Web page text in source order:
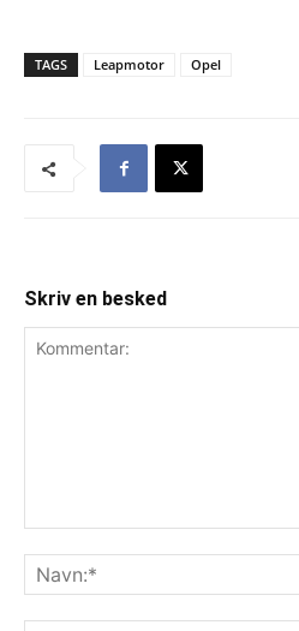
TAGS Leapmotor Opel
Skriv en besked